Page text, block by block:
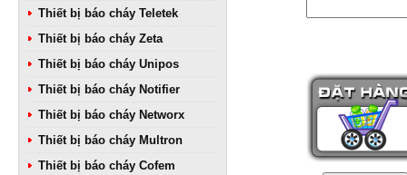
Thiết bị báo cháy Teletek
Thiết bị báo cháy Zeta
Thiết bị báo cháy Unipos
Thiết bị báo cháy Notifier
Thiết bị báo cháy Networx
Thiết bị báo cháy Multron
Thiết bị báo cháy Cofem